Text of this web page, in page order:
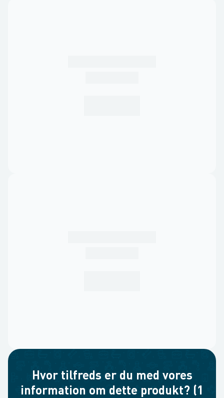
Hvor tilfreds er du med vores
information om dette produkt? (1